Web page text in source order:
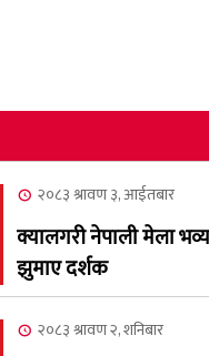
२०८३ श्रावण ३, आईतबार
क्यालगरी नेपाली मेला
झुमाए दर्शक
२०८३ श्रावण २, शनिबार